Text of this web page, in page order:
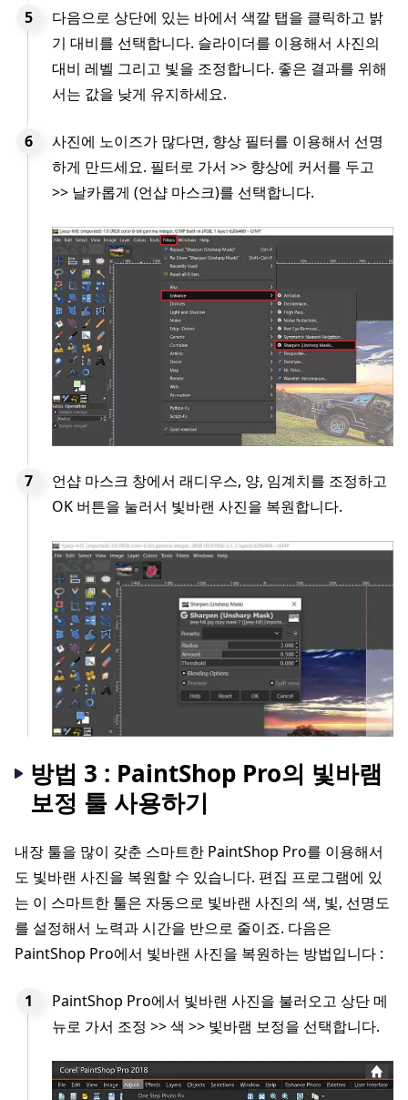
다음으로 상단에 있는 바에서 색깔 탭을 클릭하고 밝
기 대비를 선택합니다. 슬라이더를 이용해서 사진의
대비 레벨 그리고 빛을 조정합니다. 좋은 결과를 위해
서는 값을 낮게 유지하세요.
사진에 노이즈가 많다면, 향상 필터를 이용해서 선명
하게 만드세요. 필터로 가서 >> 향상에 커서를 두고
>> 날카롭게 (언샵 마스크)를 선택합니다.
언샵 마스크 창에서 래디우스, 양, 임계치를 조정하고
OK 버튼을 눌러서 빛바랜 사진을 복원합니다.
방법 3 : PaintShop Pro의 빛바램
보정 툴 사용하기
내장 툴을 많이 갖춘 스마트한 PaintShop Pro를 이용해서
도 빛바랜 사진을 복원할 수 있습니다. 편집 프로그램에 있
는 이 스마트한 툴은 자동으로 빛바랜 사진의 색, 빛, 선명도
를 설정해서 노력과 시간을 반으로 줄이죠. 다음은
PaintShop Pro에서 빛바랜 사진을 복원하는 방법입니다 :
PaintShop Pro에서 빛바랜 사진을 불러오고 상단 메
뉴로 가서 조정 >> 색 >> 빛바램 보정을 선택합니다.